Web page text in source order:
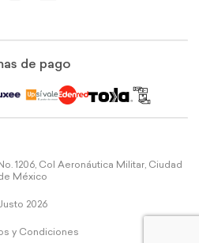
de pago
1206, Col Aeronáutica Militar, Ciudad
México
2026
y Condiciones